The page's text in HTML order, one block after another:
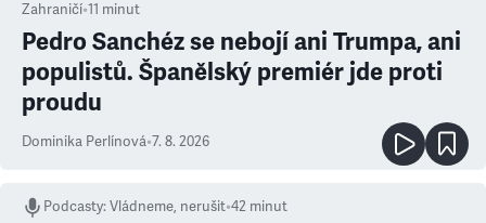
Zahraničí•11 minut
Pedro Sanchéz se nebojí ani Trumpa, ani
populistů. Španělský premiér jde proti
proudu
Dominika Perlínová•7. 8. 2026
Podcasty:Vládneme, nerušit•42 minut